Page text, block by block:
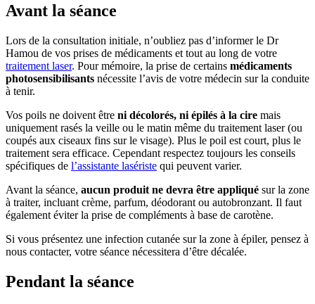
Avant la séance
Lors de la consultation initiale, n’oubliez pas d’informer le Dr
Hamou de vos prises de médicaments et tout au long de votre
traitement laser. Pour mémoire, la prise de certains médicaments
photosensibilisants nécessite l’avis de votre médecin sur la conduite
à tenir.
Vos poils ne doivent être ni décolorés, ni épilés à la cire mais
uniquement rasés la veille ou le matin même du traitement laser (ou
coupés aux ciseaux fins sur le visage). Plus le poil est court, plus le
traitement sera efficace. Cependant respectez toujours les conseils
spécifiques de l’assistante lasériste qui peuvent varier.
Avant la séance, aucun produit ne devra être appliqué sur la zone
à traiter, incluant crème, parfum, déodorant ou autobronzant. Il faut
également éviter la prise de compléments à base de carotène.
Si vous présentez une infection cutanée sur la zone à épiler, pensez à
nous contacter, votre séance nécessitera d’être décalée.
Pendant la séance